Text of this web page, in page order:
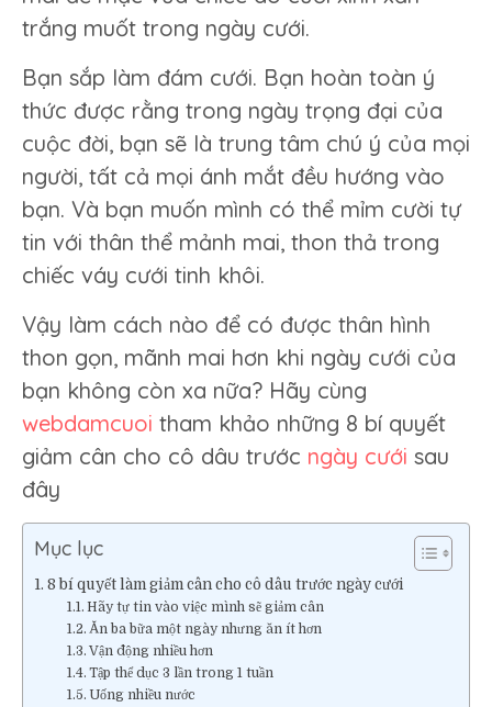
trắng muốt trong ngày cưới.
Bạn sắp làm đám cưới. Bạn hoàn toàn ý
thức được rằng trong ngày trọng đại của
cuộc đời, bạn sẽ là trung tâm chú ý của mọi
người, tất cả mọi ánh mắt đều hướng vào
bạn. Và bạn muốn mình có thể mỉm cười tự
tin với thân thể mảnh mai, thon thả trong
chiếc váy cưới tinh khôi.
Vậy làm cách nào để có được thân hình
thon gọn, mãnh mai hơn khi ngày cưới của
bạn không còn xa nữa? Hãy cùng
webdamcuoi tham khảo những 8 bí quyết
giảm cân cho cô dâu trước ngày cưới sau
đây
Mục lục
8 bí quyết làm giảm cân cho cô dâu trước ngày cưới
Hãy tự tin vào việc mình sẽ giảm cân
Ăn ba bữa một ngày nhưng ăn ít hơn
Vận động nhiều hơn
Tập thể dục 3 lần trong 1 tuần
Uống nhiều nước